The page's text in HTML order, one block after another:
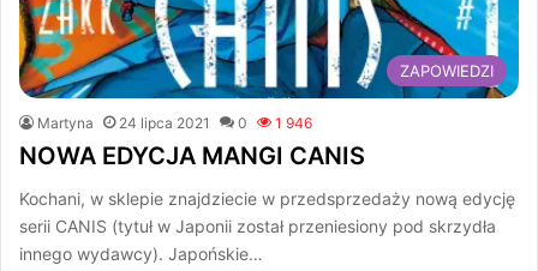
ZAPOWIEDZI
Martyna 24 lipca 2021 0 1 946
NOWA EDYCJA MANGI CANIS
Kochani, w sklepie znajdziecie w przedsprzedaży nową edycję
serii CANIS (tytuł w Japonii został przeniesiony pod skrzydła
innego wydawcy). Japońskie…